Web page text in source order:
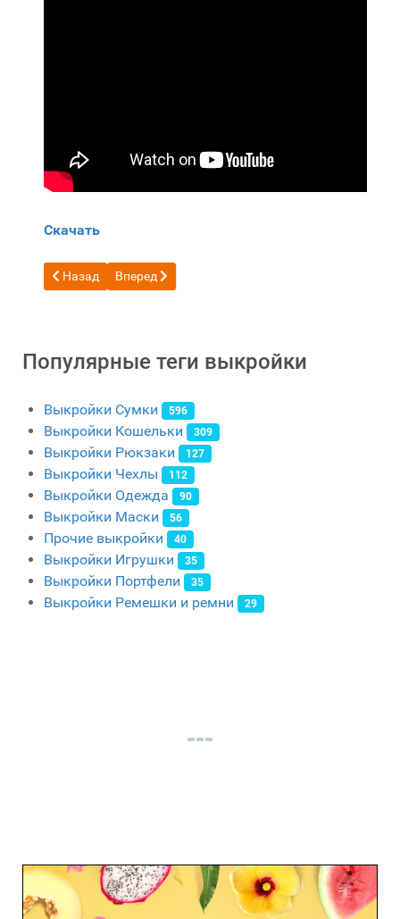
Скачать
Предыдущий: Бесплатная выкройка кожаная сумка
Назад Следующий: Бесплатная выкройка Кожаная
Вперед
Популярные теги выкройки
Выкройки Сумки 596
Выкройки Кошельки 309
Выкройки Рюкзаки 127
Выкройки Чехлы 112
Выкройки Одежда 90
Выкройки Маски 56
Прочие выкройки 40
Выкройки Игрушки 35
Выкройки Портфели 35
Выкройки Ремешки и ремни 29